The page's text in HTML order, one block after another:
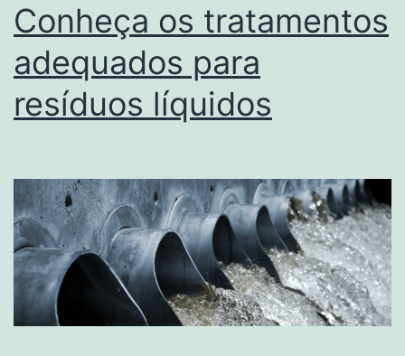
Conheça os tratamentos
adequados para
resíduos líquidos